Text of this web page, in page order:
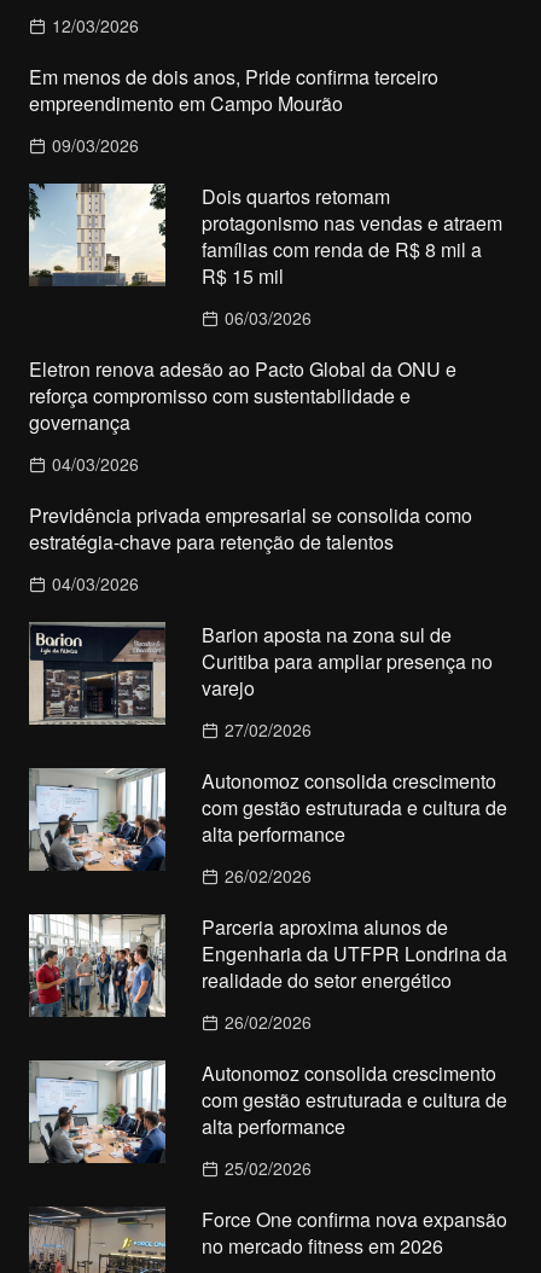
12/03/2026
Em menos de dois anos, Pride confirma terceiro
empreendimento em Campo Mourão
09/03/2026
Dois quartos retomam
protagonismo nas vendas e atraem
famílias com renda de R$ 8 mil a
R$ 15 mil
06/03/2026
Eletron renova adesão ao Pacto Global da ONU e
reforça compromisso com sustentabilidade e
governança
04/03/2026
Previdência privada empresarial se consolida como
estratégia-chave para retenção de talentos
04/03/2026
Barion aposta na zona sul de
Curitiba para ampliar presença no
varejo
27/02/2026
Autonomoz consolida crescimento
com gestão estruturada e cultura de
alta performance
26/02/2026
Parceria aproxima alunos de
Engenharia da UTFPR Londrina da
realidade do setor energético
26/02/2026
Autonomoz consolida crescimento
com gestão estruturada e cultura de
alta performance
25/02/2026
Force One confirma nova expansão
no mercado fitness em 2026